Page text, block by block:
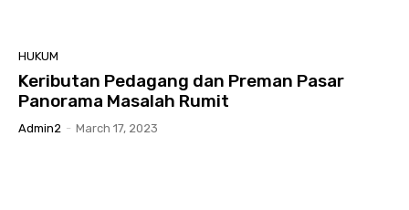
HUKUM
Keributan Pedagang dan Preman Pasar
Panorama Masalah Rumit
Admin2 - March 17, 2023